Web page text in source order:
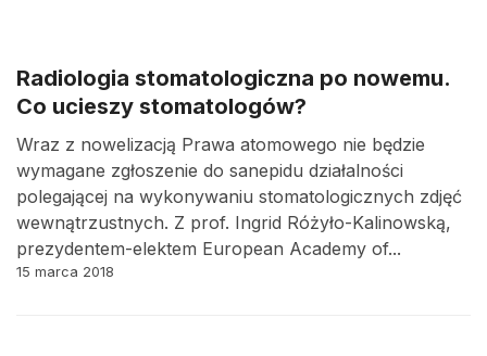
Radiologia stomatologiczna po nowemu.
Co ucieszy stomatologów?
Wraz z nowelizacją Prawa atomowego nie będzie
wymagane zgłoszenie do sanepidu działalności
polegającej na wykonywaniu stomatologicznych zdjęć
wewnątrzustnych. Z prof. Ingrid Różyło-Kalinowską,
prezydentem-elektem European Academy of...
15 marca 2018